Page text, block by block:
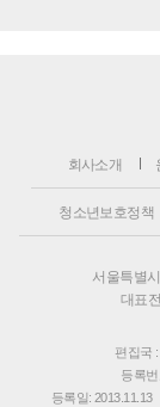
회사소개
청소년보호정책
서울특별
대표
편집국
등록
등록일: 2013.11.13